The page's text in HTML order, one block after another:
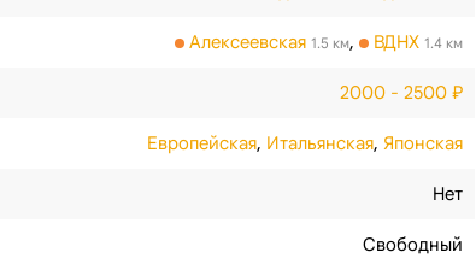
Алексеевская 1.5 км, ВДНХ 1.4 км
2000 - 2500 ₽
Европейская, Итальянская, Японская
Нет
Свободный